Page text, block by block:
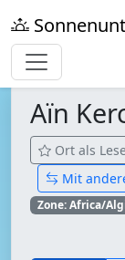
Aïn
Ort als
Mit
Zone: Africa/